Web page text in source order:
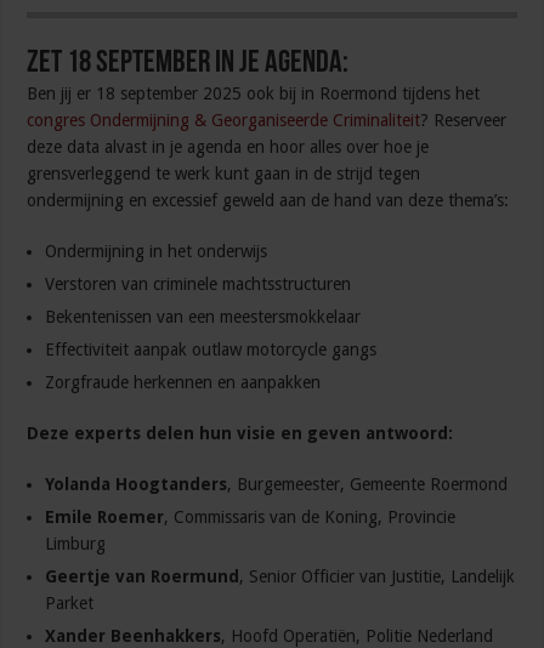
Zet 18 september in je agenda:
Ben jij er 18 september 2025 ook bij in Roermond tijdens het
congres Ondermijning & Georganiseerde Criminaliteit? Reserveer
deze data alvast in je agenda en hoor alles over hoe je
grensverleggend te werk kunt gaan in de strijd tegen
ondermijning en excessief geweld aan de hand van deze thema’s:
Ondermijning in het onderwijs
Verstoren van criminele machtsstructuren
Bekentenissen van een meestersmokkelaar
Effectiviteit aanpak outlaw motorcycle gangs
Zorgfraude herkennen en aanpakken
Deze experts delen hun visie en geven antwoord:
Yolanda Hoogtanders, Burgemeester, Gemeente Roermond
Emile Roemer, Commissaris van de Koning, Provincie
Limburg
Geertje van Roermund , Senior Officier van Justitie, Landelijk
Parket
Xander Beenhakkers, Hoofd Operatiën, Politie Nederland